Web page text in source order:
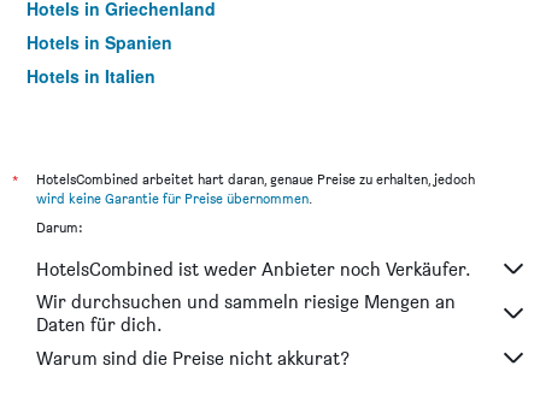
Hotels in Griechenland
Hotels in Spanien
Hotels in Italien
*
HotelsCombined arbeitet hart daran, genaue Preise zu erhalten, jedoch
wird keine Garantie für Preise übernommen.
Darum:
HotelsCombined ist weder Anbieter noch Verkäufer.
Wir durchsuchen und sammeln riesige Mengen an
Daten für dich.
Warum sind die Preise nicht akkurat?